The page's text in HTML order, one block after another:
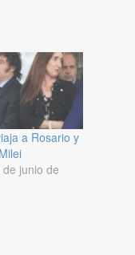
a Rosario y
junio de